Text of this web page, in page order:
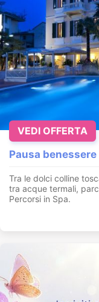
Pausa
Tra le dolci colline
tra acque termali,
Percorsi in Spa.
VEDI OFFERTA